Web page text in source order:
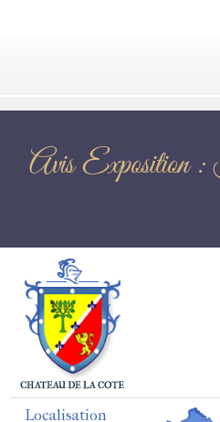
Avis
Localisation